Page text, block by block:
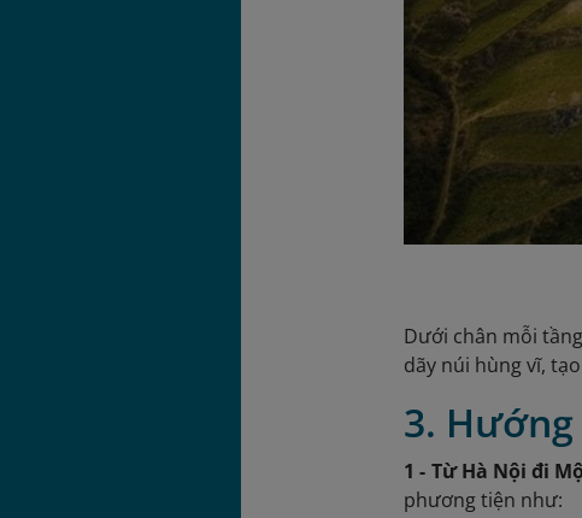
Dưới chân mỗi
dãy núi hùng vĩ,
3.
1 - Từ Hà Nội đi
phương tiện như: